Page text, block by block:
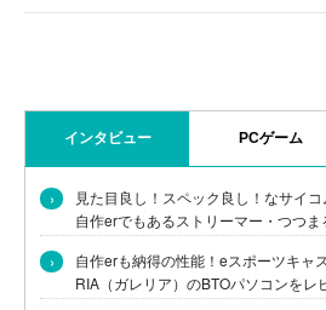
インタビュー PCゲーム
›
見た目良し！スペック良し！なサイ
自作erでもあるストリーマー・つつま
›
自作erも納得の性能！eスポーツキャ
RIA（ガレリア）のBTOパソコンをレ